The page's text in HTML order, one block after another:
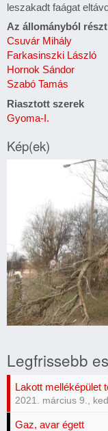
leszakadt faágat
Az állományból
Csuvár Mihály
Farkasinszki László
Hornok Sándor
Szabó Tamás
Riasztott szerek
Gyoma-I.
Kép(ek)
dőlt
Legfrissebb
Lakott melléképület
2021. március 9.,
Gaz, avar égett